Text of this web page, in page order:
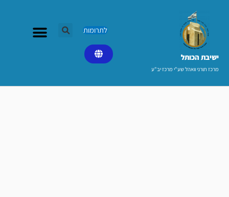
ישיבת הכותל​
מרכז תורני וואהל שע"י מרכז יב"ע
לתרומות